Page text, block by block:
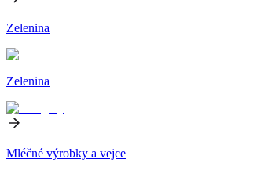
Zelenina
Zelenina
Mléčné výrobky a vejce